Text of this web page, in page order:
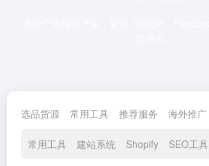
选品货源 常用工具 推荐服务 海外推广
常用工具 建站系统 Shopify SEO工具